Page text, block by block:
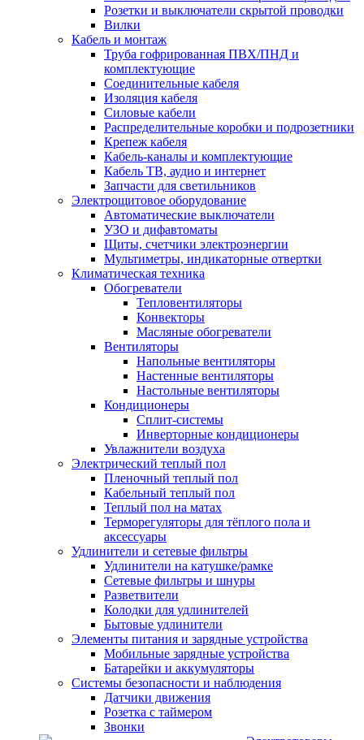
Розетки и выключатели скрытой проводки
Вилки
Кабель и монтаж
Труба гофрированная ПВХ/ПНД и
комплектующие
Соединительные кабеля
Изоляция кабеля
Силовые кабели
Распределительные коробки и подрозетники
Крепеж кабеля
Кабель-каналы и комплектующие
Кабель ТВ, аудио и интернет
Запчасти для светильников
Электрощитовое оборудование
Автоматические выключатели
УЗО и дифавтоматы
Щиты, счетчики электроэнергии
Мультиметры, индикаторные отвертки
Климатическая техника
Обогреватели
Тепловентиляторы
Конвекторы
Масляные обогреватели
Вентиляторы
Напольные вентиляторы
Настенные вентиляторы
Настольные вентиляторы
Кондиционеры
Сплит-системы
Инверторные кондиционеры
Увлажнители воздуха
Электрический теплый пол
Пленочный теплый пол
Кабельный теплый пол
Теплый пол на матах
Терморегуляторы для тёплого пола и
аксессуары
Удлинители и сетевые фильтры
Удлинители на катушке/рамке
Сетевые фильтры и шнуры
Разветвители
Колодки для удлинителей
Бытовые удлинители
Элементы питания и зарядные устройства
Мобильные зарядные устройства
Батарейки и аккумуляторы
Системы безопасности и наблюдения
Датчики движения
Розетка с таймером
Звонки